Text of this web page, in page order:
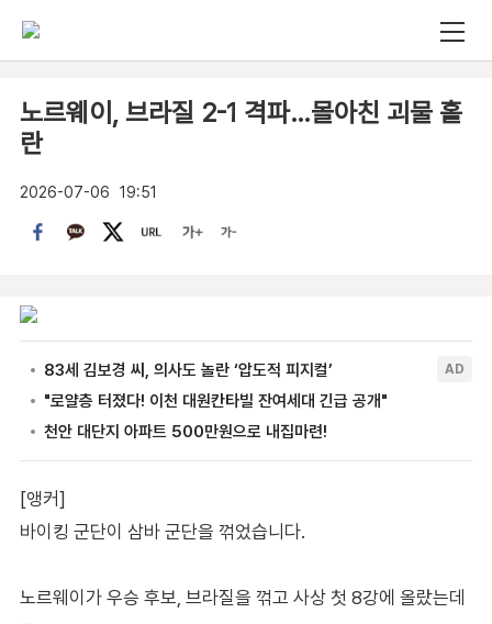
노르웨이, 브라질 2-1 격파…몰아친 괴물 홀
란
2026-07-06 19:51
[앵커]
바이킹 군단이 삼바 군단을 꺾었습니다.
노르웨이가 우승 후보, 브라질을 꺾고 사상 첫 8강에 올랐는데